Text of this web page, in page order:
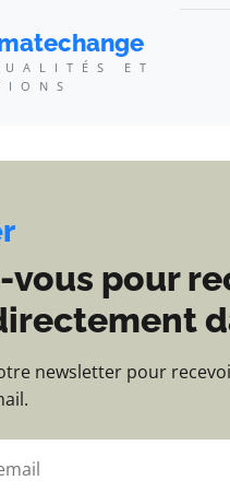
ET
vous pour
newsletter pour